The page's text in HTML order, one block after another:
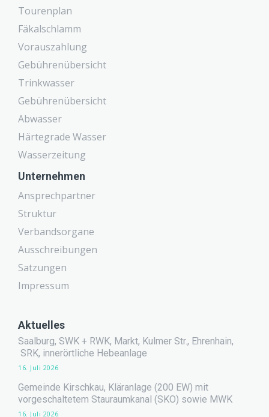
Tourenplan
Fäkalschlamm
Vorauszahlung
Gebührenübersicht
Trinkwasser
Gebührenübersicht
Abwasser
Härtegrade Wasser
Wasserzeitung
Unternehmen
Ansprechpartner
Struktur
Verbandsorgane
Ausschreibungen
Satzungen
Impressum
Aktuelles
Saalburg, SWK + RWK, Markt, Kulmer Str., Ehrenhain,
SRK, innerörtliche Hebeanlage
16. Juli 2026
Gemeinde Kirschkau, Kläranlage (200 EW) mit
vorgeschaltetem Stauraumkanal (SKO) sowie MWK
16. Juli 2026